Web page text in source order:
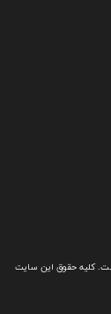
کلیه حقوق این سایت